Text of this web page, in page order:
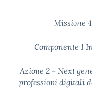
Missione
Componente 1
Azione 2 – Next
professioni digitali